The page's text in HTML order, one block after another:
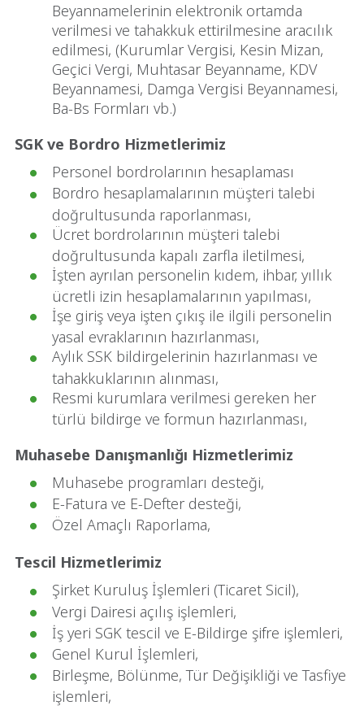
Beyannamelerinin elektronik ortamda
verilmesi ve tahakkuk ettirilmesine aracılık
edilmesi, (Kurumlar Vergisi, Kesin Mizan,
Geçici Vergi, Muhtasar Beyanname, KDV
Beyannamesi, Damga Vergisi Beyannamesi,
Ba-Bs Formları vb.)
SGK ve Bordro Hizmetlerimiz
Personel bordrolarının hesaplaması
Bordro hesaplamalarının müşteri talebi
doğrultusunda raporlanması,
Ücret bordrolarının müşteri talebi
doğrultusunda kapalı zarfla iletilmesi,
İşten ayrılan personelin kıdem, ihbar, yıllık
ücretli izin hesaplamalarının yapılması,
İşe giriş veya işten çıkış ile ilgili personelin
yasal evraklarının hazırlanması,
Aylık SSK bildirgelerinin hazırlanması ve
tahakkuklarının alınması,
Resmi kurumlara verilmesi gereken her
türlü bildirge ve formun hazırlanması,
Muhasebe Danışmanlığı Hizmetlerimiz
Muhasebe programları desteği,
E-Fatura ve E-Defter desteği,
Özel Amaçlı Raporlama,
Tescil Hizmetlerimiz
Şirket Kuruluş İşlemleri (Ticaret Sicil),
Vergi Dairesi açılış işlemleri,
İş yeri SGK tescil ve E-Bildirge şifre işlemleri,
Genel Kurul İşlemleri,
Birleşme, Bölünme, Tür Değişikliği ve Tasfiye
işlemleri,